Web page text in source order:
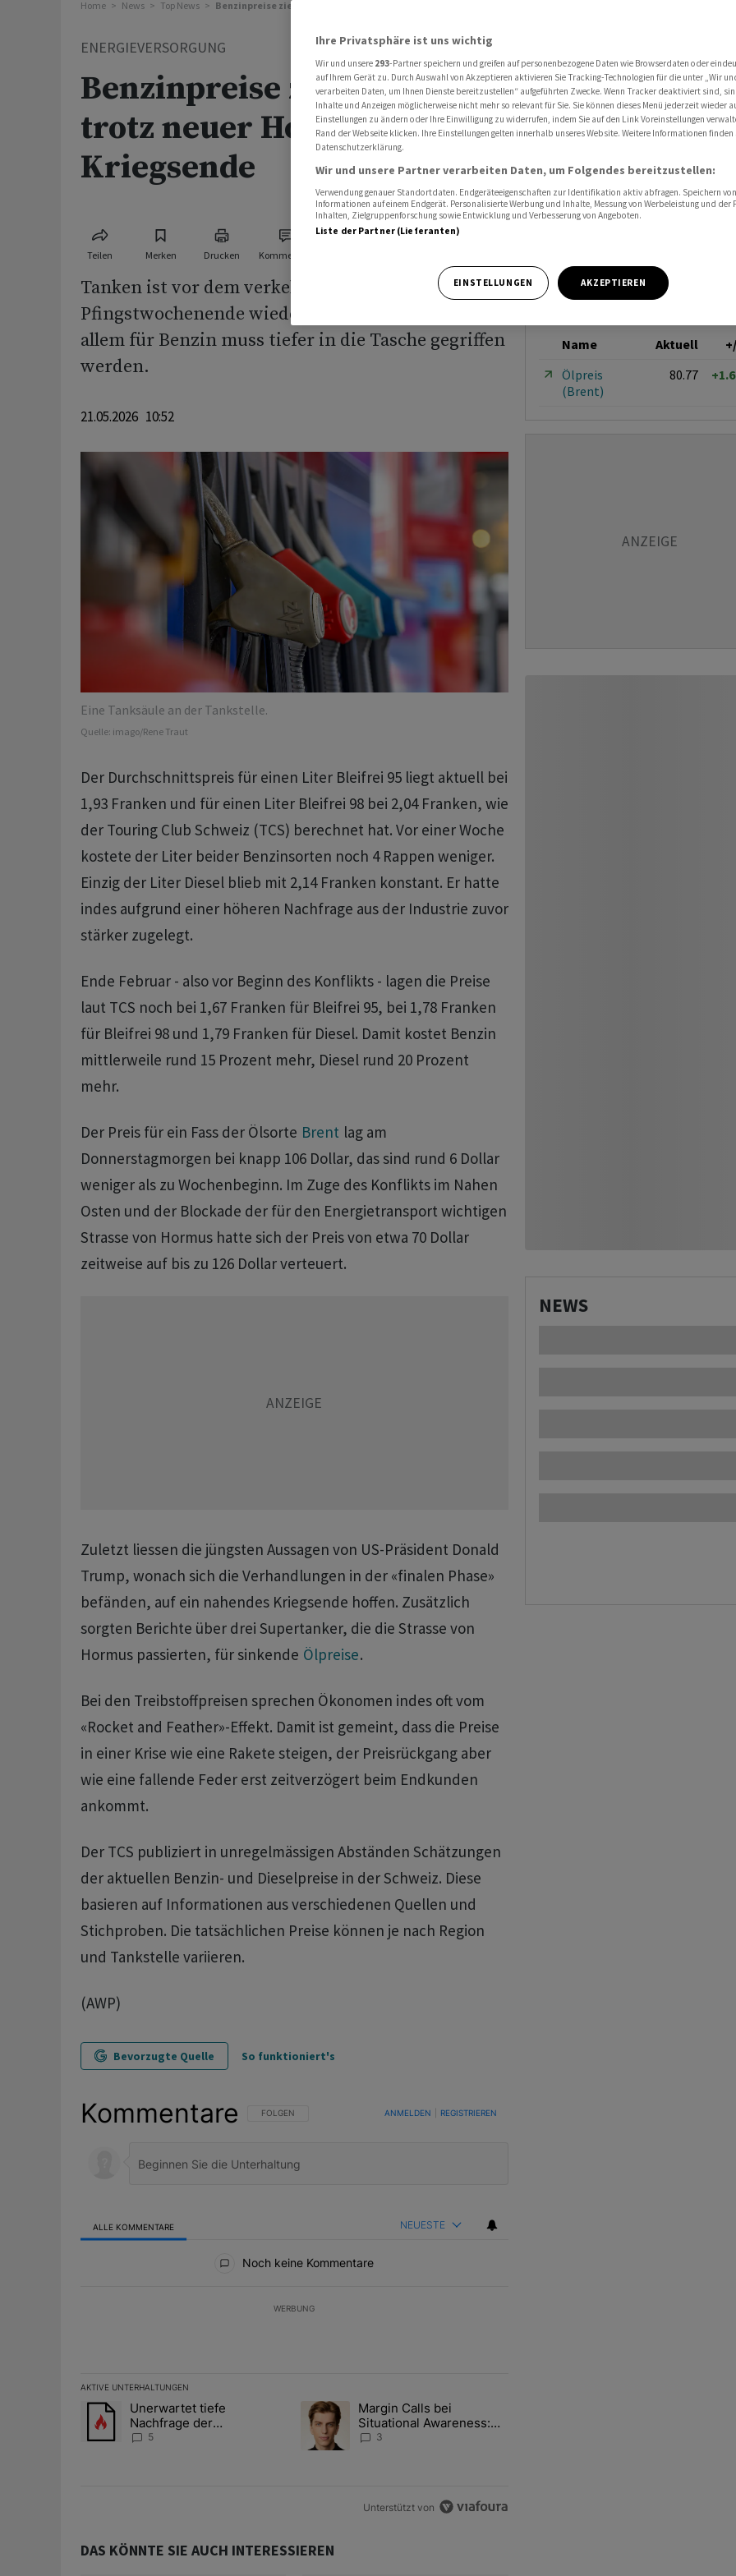
Home News Top News Benzinpreise ziehen an - trotz neuer Hoffnung auf Kriegsende
ENERGIEVERSORGUNG
Benzinpreise ziehen an -
trotz neuer Hoffnung auf
Kriegsende
Teilen Merken Drucken Kommentare
Tanken ist vor dem verkehrsreichen
Pfingstwochenende wieder teurer geworden: Vor
allem für Benzin muss tiefer in die Tasche gegriffen
werden.
21.05.2026 10:52
Eine Tanksäule an der Tankstelle.
Quelle: imago/Rene Traut
Der Durchschnittspreis für einen Liter Bleifrei 95 liegt aktuell bei
1,93 Franken und für einen Liter Bleifrei 98 bei 2,04 Franken, wie
der Touring Club Schweiz (TCS) berechnet hat. Vor einer Woche
kostete der Liter beider Benzinsorten noch 4 Rappen weniger.
Einzig der Liter Diesel blieb mit 2,14 Franken konstant. Er hatte
indes aufgrund einer höheren Nachfrage aus der Industrie zuvor
stärker zugelegt.
Ende Februar - also vor Beginn des Konflikts - lagen die Preise
laut TCS noch bei 1,67 Franken für Bleifrei 95, bei 1,78 Franken
für Bleifrei 98 und 1,79 Franken für Diesel. Damit kostet Benzin
mittlerweile rund 15 Prozent mehr, Diesel rund 20 Prozent
mehr.
Der Preis für ein Fass der Ölsorte Brent lag am
Donnerstagmorgen bei knapp 106 Dollar, das sind rund 6 Dollar
weniger als zu Wochenbeginn. Im Zuge des Konflikts im Nahen
Osten und der Blockade der für den Energietransport wichtigen
Strasse von Hormus hatte sich der Preis von etwa 70 Dollar
zeitweise auf bis zu 126 Dollar verteuert.
Zuletzt liessen die jüngsten Aussagen von US-Präsident Donald
Trump, wonach sich die Verhandlungen in der «finalen Phase»
befänden, auf ein nahendes Kriegsende hoffen. Zusätzlich
sorgten Berichte über drei Supertanker, die die Strasse von
Hormus passierten, für sinkende Ölpreise.
Bei den Treibstoffpreisen sprechen Ökonomen indes oft vom
«Rocket and Feather»-Effekt. Damit ist gemeint, dass die Preise
in einer Krise wie eine Rakete steigen, der Preisrückgang aber
wie eine fallende Feder erst zeitverzögert beim Endkunden
ankommt.
Der TCS publiziert in unregelmässigen Abständen Schätzungen
der aktuellen Benzin- und Dieselpreise in der Schweiz. Diese
basieren auf Informationen aus verschiedenen Quellen und
Stichproben. Die tatsächlichen Preise können je nach Region
und Tankstelle variieren.
(AWP)
Bevorzugte Quelle So funktioniert's
Kommentare FOLGE DIESER UNTERHALTUNG, UM BENACHRICHTIGT ZU WERDEN, WENN NEUE KOMMENTARE VERÖFFENTLICHT
FOLGEN ANMELDEN REGISTRIEREN
ALLE KOMMENTARE NEUESTE
Noch keine Kommentare
WERBUNG
AKTIVE UNTERHALTUNGEN
Das Folgende ist eine Liste der am meisten kommentierten Artikel der letzten 7 days.
Ein Trendartikel mit dem Titel "Unerwartet tiefe Nachfrage der Zentralbanken könnte Goldpreis weiter belasten" mit 5
Unerwartet tiefe
Nachfrage der
Zentralbanken könnte
5
Ein Trendartikel mit dem Titel "Margin Calls bei Situational Awareness: Alles
Margin Calls bei
Situational Awareness:
Alles über den Retter-
3
Unterstützt von
DAS KÖNNTE SIE AUCH INTERESSIEREN
Name Aktuell
Ölpreis
(Brent)
80.77
NEWS
Ihre Privatsphäre ist uns wichtig
Wir und unsere 293-Partner speichern und greifen auf personenbezogene Daten wie Browserdaten oder
auf Ihrem Gerät zu. Durch Auswahl von Akzeptieren aktivieren Sie Tracking-Technologien für die unter „Wir
verarbeiten Daten, um Ihnen Dienste bereitzustellen“ aufgeführten Zwecke. Wenn Tracker deaktiviert sind,
Inhalte und Anzeigen möglicherweise nicht mehr so relevant für Sie. Sie können dieses Menü jederzeit wieder
Einstellungen zu ändern oder Ihre Einwilligung zu widerrufen, indem Sie auf den Link Voreinstellungen
Rand der Webseite klicken. Ihre Einstellungen gelten innerhalb unseres Website. Weitere Informationen finden
Datenschutzerklärung.
Wir und unsere Partner verarbeiten Daten, um Folgendes bereitzustellen:
Verwendung genauer Standortdaten. Endgeräteeigenschaften zur Identifikation aktiv abfragen. Speichern
Informationen auf einem Endgerät. Personalisierte Werbung und Inhalte, Messung von Werbeleistung und der
Inhalten, Zielgruppenforschung sowie Entwicklung und Verbesserung von Angeboten.
Liste der Partner (Lieferanten)
EINSTELLUNGEN AKZEPTIEREN